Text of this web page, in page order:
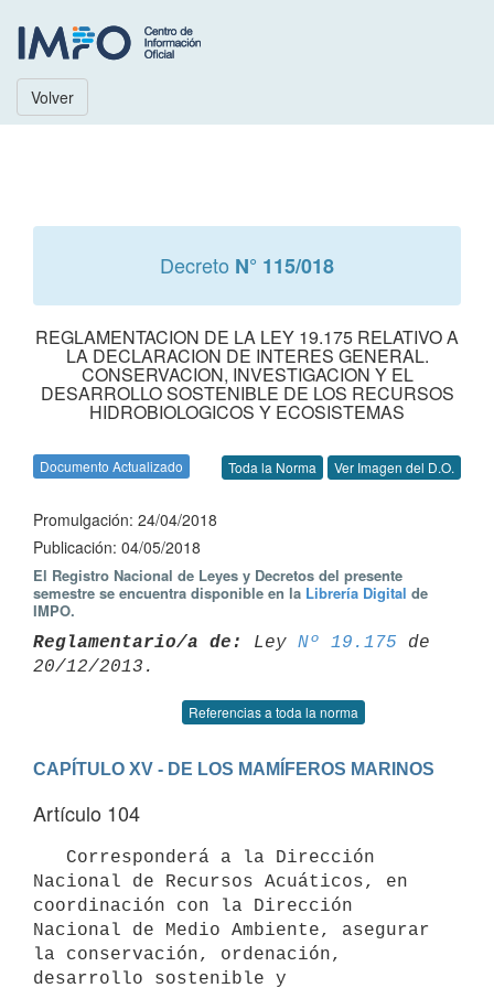
Volver
Decreto N° 115/018
REGLAMENTACION DE LA LEY 19.175 RELATIVO A
LA DECLARACION DE INTERES GENERAL.
CONSERVACION, INVESTIGACION Y EL
DESARROLLO SOSTENIBLE DE LOS RECURSOS
HIDROBIOLOGICOS Y ECOSISTEMAS
Documento Actualizado Toda la Norma Ver Imagen del D.O.
Promulgación: 24/04/2018
Publicación: 04/05/2018
El Registro Nacional de Leyes y Decretos del presente
semestre se encuentra disponible en la Librería Digital de
IMPO.
Reglamentario/a de: Ley Nº 19.175 de
Referencias a toda la norma
CAPÍTULO XV - DE LOS MAMÍFEROS MARINOS
Artículo 104
Nacional de Recursos Acuáticos, en
coordinación con la Dirección
Nacional de Medio Ambiente, asegurar
la conservación, ordenación,
desarrollo sostenible y